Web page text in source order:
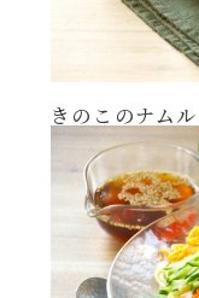
きのこのナム